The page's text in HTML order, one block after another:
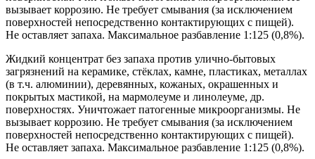
вызывает коррозию. Не требует смывания (за исключением
поверхностей непосредственно контактирующих с пищей).
Не оставляет запаха. Максимальное разбавление 1:125 (0,8%).
Жидкий концентрат без запаха против улично-бытовых
загрязнений на керамике, стёклах, камне, пластиках, металлах
(в т.ч. алюминии), деревянных, кожаных, окрашенных и
покрытых мастикой, на мармолеуме и линолеуме, др.
поверхностях. Уничтожает патогенные микроорганизмы. Не
вызывает коррозию. Не требует смывания (за исключением
поверхностей непосредственно контактирующих с пищей).
Не оставляет запаха. Максимальное разбавление 1:125 (0,8%).